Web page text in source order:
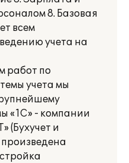
8. Базовая
всем
учета на
работ по
учета мы
«1С» - компании
(Бухучет и
произведена